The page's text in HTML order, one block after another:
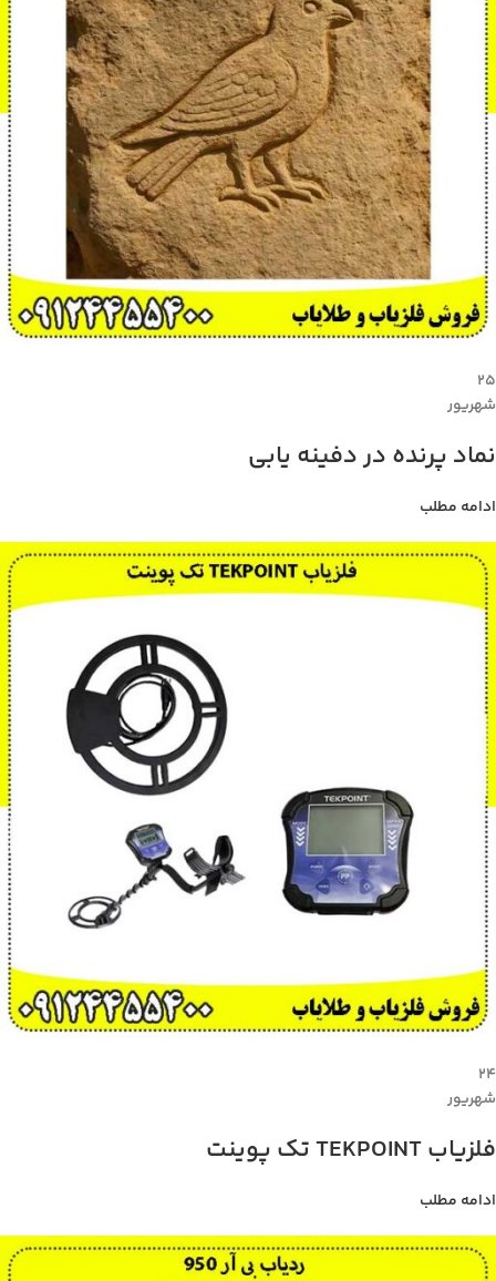
۲۵
شهریور
نماد پرنده در دفینه یابی
ادامه مطلب
۲۴
شهریور
فلزیاب TEKPOINT تک پوینت
ادامه مطلب